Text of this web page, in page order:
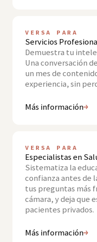
VERSA PARA
Servicios
Demuestra tu
Una conversación
un mes de
experiencia, sin
Más información
VERSA PARA
Especialistas en
Sistematiza la
confianza antes de
tus preguntas más
cámara, y deja que
pacientes privados.
Más información